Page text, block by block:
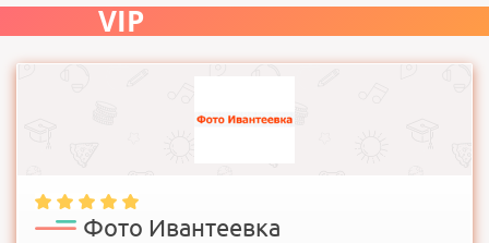
VIP
оказывает фотоуслуги населению г. Ивантеевки,...
Фото Ивантеевка